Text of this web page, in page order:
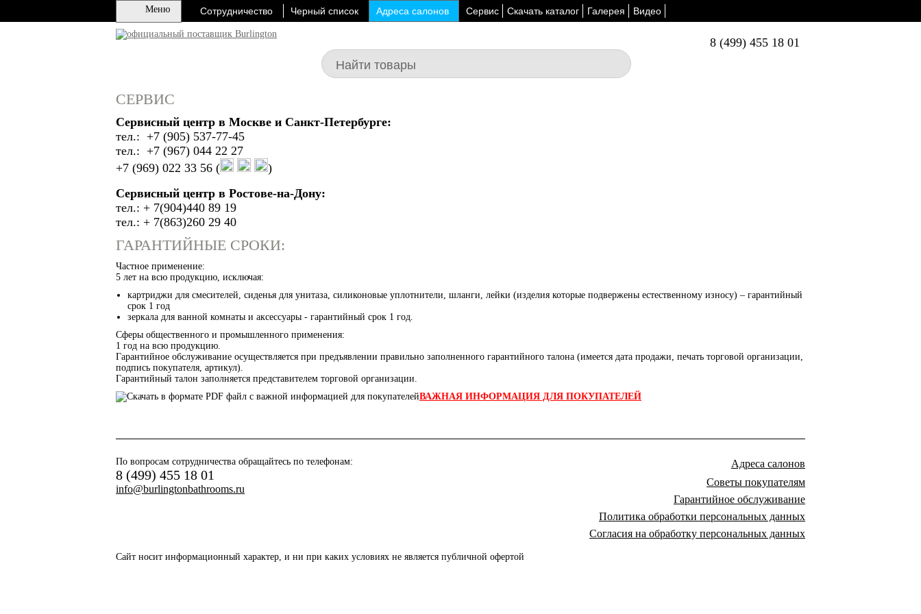
Сотрудничество Черный список Адреса салонов Сервис Скачать каталог Галерея Видео
8 (499) 455 18 01
Меню
СЕРВИС
Сервисный центр в Москве и Санкт-Петербурге:
тел.: +7 (905) 537-77-45
тел.: +7 (967) 044 22 27
+7 (969) 022 33 56 (
)
Сервисный центр в Ростове-на-Дону:
тел.: + 7(904)440 89 19
тел.: + 7(863)260 29 40
ГАРАНТИЙНЫЕ СРОКИ:
Частное применение:
5 лет на всю продукцию, исключая:
картриджи для смесителей, сиденья для унитаза, силиконовые уплотнители, шланги, лейки (изделия которые подвержены естественному износу) – гарантийный
срок 1 год
зеркала для ванной комнаты и аксессуары - гарантийный срок 1 год.
Сферы общественного и промышленного применения:
1 год на всю продукцию.
Гарантийное обслуживание осуществляется при предъявлении правильно заполненного гарантийного талона (имеется дата продажи, печать торговой организации,
подпись покупателя, артикул).
Гарантийный талон заполняется представителем торговой организации.
ВАЖНАЯ ИНФОРМАЦИЯ ДЛЯ ПОКУПАТЕЛЕЙ
Адреса салонов
Советы покупателям
Гарантийное обслуживание
Политика обработки персональных данных
Согласия на обработку персональных данных
По вопросам сотрудничества обращайтесь по телефонам:
8 (499) 455 18 01
info@burlingtonbathrooms.ru
Сайт носит информационный характер, и ни при каких условиях не является публичной офертой